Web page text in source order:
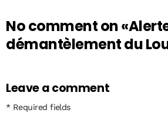
No comment on
démantèlement du
Leave a comment
* Required fields